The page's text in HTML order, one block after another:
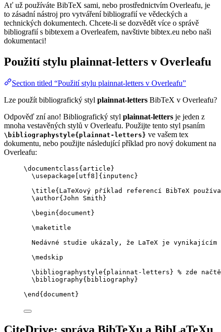
Ať už používáte BibTeX sami, nebo prostřednictvím Overleafu, je
to zásadní nástroj pro vytváření bibliografií ve vědeckých a
technických dokumentech. Chcete-li se dozvědět více o správě
bibliografií s bibtexem a Overleafem, navštivte bibtex.eu nebo naši
dokumentaci!
Použití stylu plainnat-letters v Overleafu
Section titled “Použití stylu plainnat-letters v Overleafu”
Lze použít bibliografický styl plainnat-letters BibTeX v Overleafu?
Odpověď zní ano! Bibliografický styl plainnat-letters je jeden z
mnoha vestavěných stylů v Overleafu. Použijte tento styl psaním
\bibliographystyle{plainnat-letters} ve vašem tex
dokumentu, nebo použijte následující příklad pro nový dokument na
Overleafu:
\documentclass{ article }
\usepackage
utf8 ]{ inputenc }
\title{LaTeXový příklad referencí BibTeX
\author{John Smith}
\begin{ document }
\maketitle
Nedávné studie ukázaly, že LaTeX je vynikajícím
\medskip
\bibliographystyle{plainnat-letters} % zde
\bibliography{bibliography}
\end { document }